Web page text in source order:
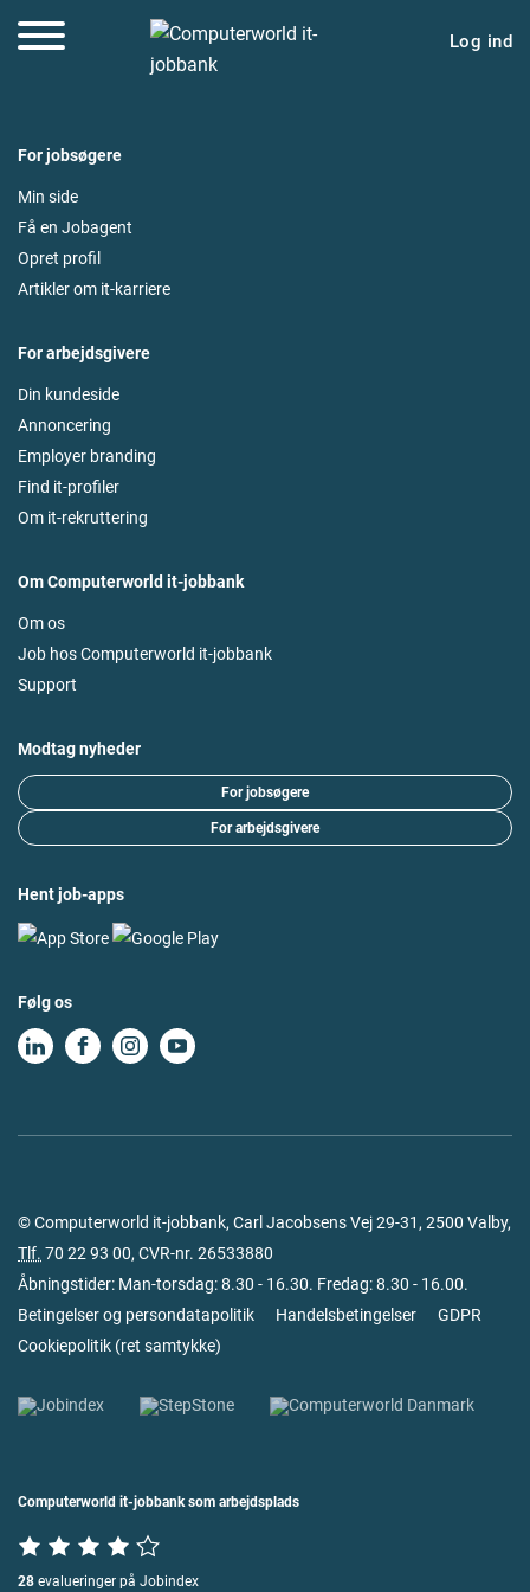
Log ind
For jobsøgere
Min side
Få en Jobagent
Opret profil
Artikler om it-karriere
For arbejdsgivere
Din kundeside
Annoncering
Employer branding
Find it-profiler
Om it-rekruttering
Om Computerworld it-jobbank
Om os
Job hos Computerworld it-jobbank
Support
Modtag nyheder
For jobsøgere
For arbejdsgivere
Hent job-apps
Følg os
© Computerworld it-jobbank, Carl Jacobsens Vej 29-31, 2500 Valby,
Tlf. 70 22 93 00, CVR-nr. 26533880
Åbningstider: Man-torsdag: 8.30 - 16.30. Fredag: 8.30 - 16.00.
Betingelser og persondatapolitik
Handelsbetingelser
GDPR
Cookiepolitik (ret samtykke)
Computerworld it-jobbank som arbejdsplads
28 evalueringer på Jobindex